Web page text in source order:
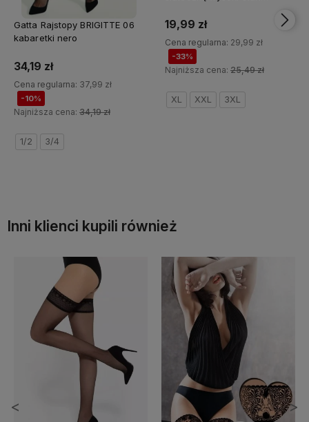
Gatta Rajstopy BRIGITTE 06
kabaretki nero
34,19 zł
Cena regularna: 37,99 zł
-10%
Najniższa cena: 34,19 zł
1/2 3/4
19,99 zł
Cena regularna: 29,99 zł
-33%
Najniższa cena: 25,49 zł
XL XXL 3XL
Inni klienci kupili również
< >